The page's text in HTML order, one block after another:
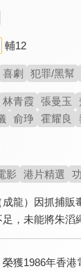
輔12
喜劇 犯罪/黑幫
林青霞 張曼玉
俞琤 霍耀良
影 港片精選
龍）因抓捕販
，未能將朱
榮獲1986年香港